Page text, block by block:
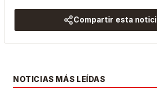
Compartir esta
NOTICIAS MÁS LEÍDAS